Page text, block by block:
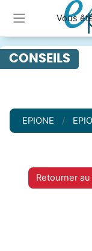
Passer au contenu
Panneau latéral
Vous
CONSEILS
EPIONE
Retourner